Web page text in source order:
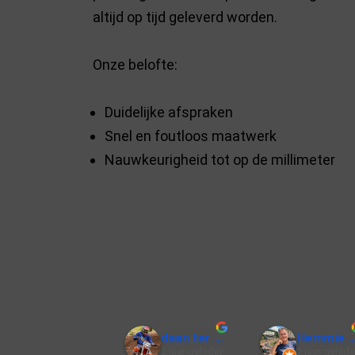
altijd op tijd geleverd worden.
Onze belofte:
Duidelijke afspraken
Snel en foutloos maatwerk
Nauwkeurigheid tot op de millimeter
daan ter H.